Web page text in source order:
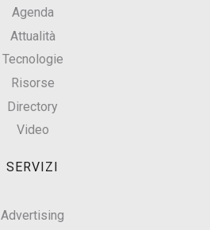
Agenda
Attualità
Tecnologie
Risorse
Directory
Video
SERVIZI
Advertising